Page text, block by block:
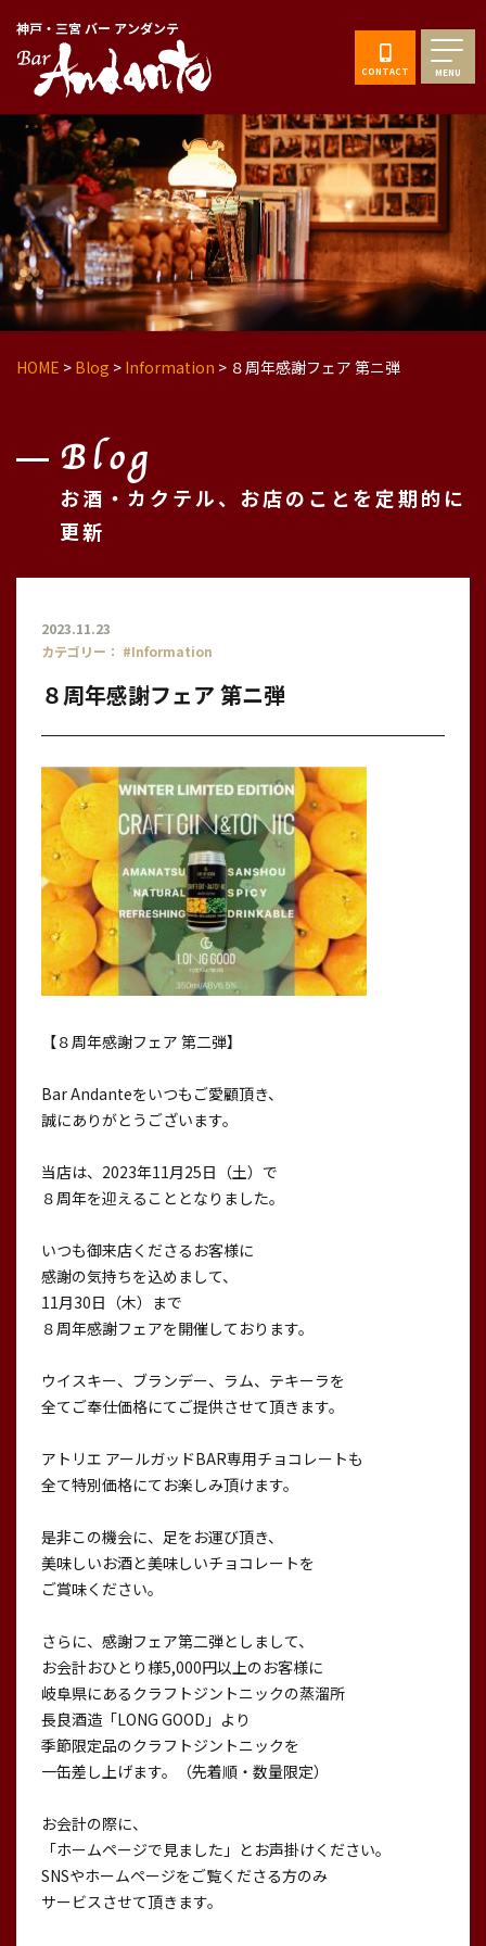
神戸・三宮 バー アンダンテ
CONTACT MENU
HOME > Blog > Information > ８周年感謝フェア 第ニ弾
Blog
お酒・カクテル、お店のことを定期的に
更新
2023.11.23
カテゴリー： #Information
８周年感謝フェア 第ニ弾
【８周年感謝フェア 第二弾】
Bar Andanteをいつもご愛顧頂き、
誠にありがとうございます。
当店は、2023年11月25日（土）で
８周年を迎えることとなりました。
いつも御来店くださるお客様に
感謝の気持ちを込めまして、
11月30日（木）まで
８周年感謝フェアを開催しております。
ウイスキー、ブランデー、ラム、テキーラを
全てご奉仕価格にてご提供させて頂きます。
アトリエ アールガッドBAR専用チョコレートも
全て特別価格にてお楽しみ頂けます。
是非この機会に、足をお運び頂き、
美味しいお酒と美味しいチョコレートを
ご賞味ください。
さらに、感謝フェア第二弾としまして、
お会計おひとり様5,000円以上のお客様に
岐阜県にあるクラフトジントニックの蒸溜所
長良酒造「LONG GOOD」より
季節限定品のクラフトジントニックを
一缶差し上げます。（先着順・数量限定）
お会計の際に、
「ホームページで見ました」とお声掛けください。
SNSやホームページをご覧くださる方のみ
サービスさせて頂きます。